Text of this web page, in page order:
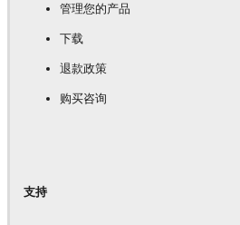
管理您的产品
下载
退款政策
购买咨询
支持